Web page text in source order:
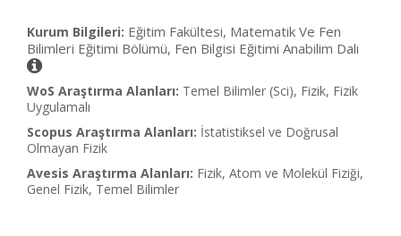
Kurum Bilgileri: Eğitim Fakültesi, Matematik Ve Fen
Bilimleri Eğitimi Bölümü, Fen Bilgisi Eğitimi Anabilim Dalı
WoS Araştırma Alanları: Temel Bilimler (Sci), Fizik, Fizik
Uygulamalı
Scopus Araştırma Alanları: İstatistiksel ve Doğrusal
Olmayan Fizik
Avesis Araştırma Alanları: Fizik, Atom ve Molekül Fiziği,
Genel Fizik, Temel Bilimler